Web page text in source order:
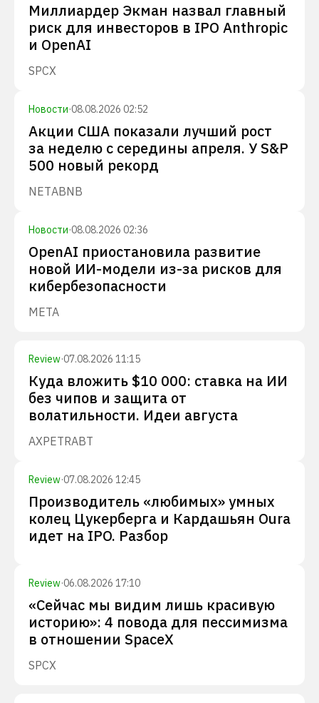
Миллиардер Экман назвал главный
риск для инвесторов в IPO Anthropic
и OpenAI
SPCX
Новости·08.08.2026 02:52
Акции США показали лучший рост
за неделю с середины апреля. У S&P
500 новый рекорд
NETABNB
Новости·08.08.2026 02:36
OpenAI приостановила развитие
новой ИИ-модели из-за рисков для
кибербезопасности
META
Review·07.08.2026 11:15
Куда вложить $10 000: ставка на ИИ
без чипов и защита от
волатильности. Идеи августа
AXPETRABT
Review·07.08.2026 12:45
Производитель «любимых» умных
колец Цукерберга и Кардашьян Oura
идет на IPO. Разбор
Review·06.08.2026 17:10
«Сейчас мы видим лишь красивую
историю»: 4 повода для пессимизма
в отношении SpaceX
SPCX